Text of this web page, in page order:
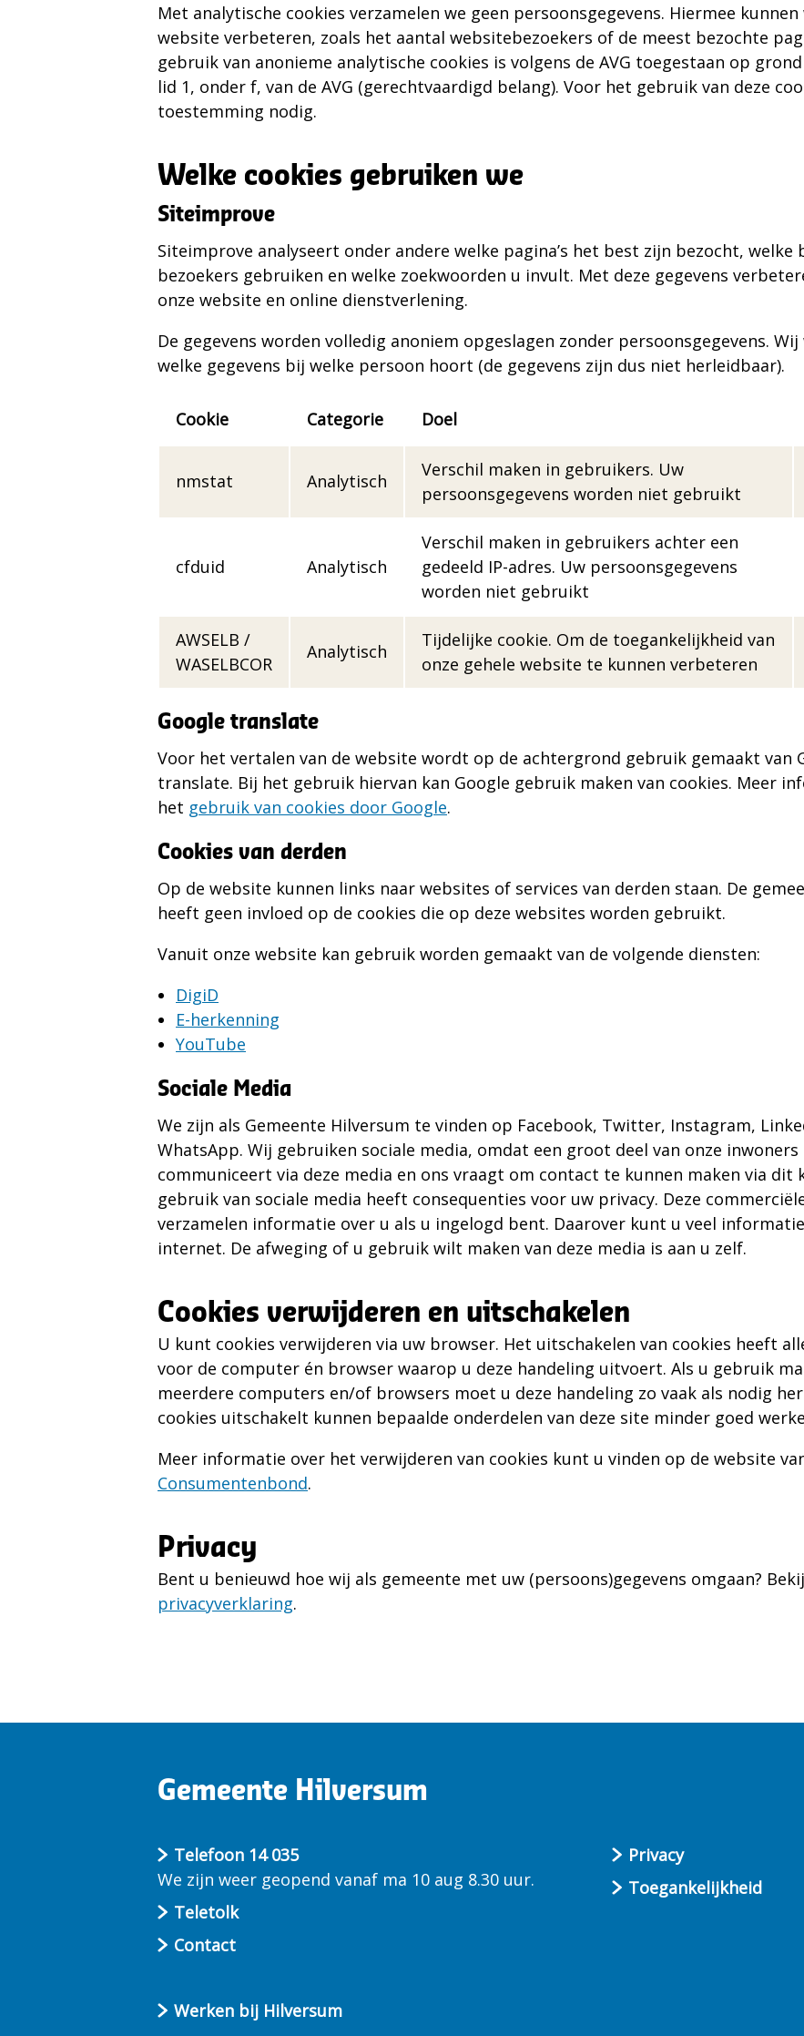
Met analytische cookies verzamelen we geen persoonsgegevens. Hiermee kunnen
website verbeteren, zoals het aantal websitebezoekers of de meest bezochte
gebruik van anonieme analytische cookies is volgens de AVG toegestaan op
lid 1, onder f, van de AVG (gerechtvaardigd belang). Voor het gebruik van deze
toestemming nodig.
Welke cookies gebruiken we
Siteimprove
Siteimprove analyseert onder andere welke pagina’s het best zijn bezocht, welke
bezoekers gebruiken en welke zoekwoorden u invult. Met deze gegevens
onze website en online dienstverlening.
De gegevens worden volledig anoniem opgeslagen zonder persoonsgegevens.
welke gegevens bij welke persoon hoort (de gegevens zijn dus niet herleidbaar).
gemeente
Cookie Categorie Doel
nmstat Analytisch
Verschil maken in gebruikers. Uw
persoonsgegevens worden niet gebruikt
cfduid Analytisch
Verschil maken in gebruikers achter een
gedeeld IP-adres. Uw persoonsgegevens
worden niet gebruikt
AWSELB /
WASELBCOR
Analytisch
Tijdelijke cookie. Om de toegankelijkheid van
onze gehele website te kunnen verbeteren
Google translate
Voor het vertalen van de website wordt op de achtergrond gebruik gemaakt van
translate. Bij het gebruik hiervan kan Google gebruik maken van cookies. Meer
het gebruik van cookies door Google.
Cookies van derden
Op de website kunnen links naar websites of services van derden staan. De
heeft geen invloed op de cookies die op deze websites worden gebruikt.
Vanuit onze website kan gebruik worden gemaakt van de volgende diensten:
DigiD
E-herkenning
YouTube
Sociale Media
We zijn als Gemeente Hilversum te vinden op Facebook, Twitter, Instagram,
WhatsApp. Wij gebruiken sociale media, omdat een groot deel van onze inwoners
communiceert via deze media en ons vraagt om contact te kunnen maken via dit
gebruik van sociale media heeft consequenties voor uw privacy. Deze
verzamelen informatie over u als u ingelogd bent. Daarover kunt u veel
internet. De afweging of u gebruik wilt maken van deze media is aan u zelf.
Cookies verwijderen en uitschakelen
U kunt cookies verwijderen via uw browser. Het uitschakelen van cookies heeft
voor de computer én browser waarop u deze handeling uitvoert. Als u gebruik
meerdere computers en/of browsers moet u deze handeling zo vaak als nodig
cookies uitschakelt kunnen bepaalde onderdelen van deze site minder goed
Meer informatie over het verwijderen van cookies kunt u vinden op de website
Consumentenbond.
Privacy
Bent u benieuwd hoe wij als gemeente met uw (persoons)gegevens omgaan?
privacyverklaring.
Gemeente Hilversum
Telefoon 14 035
We zijn weer geopend vanaf ma 10 aug 8.30 uur.
Teletolk
Contact
Werken bij Hilversum
Privacy
Toegankelijkheid